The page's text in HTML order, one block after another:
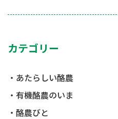
カテゴリー
あたらしい酪農
有機酪農のいま
酪農びと